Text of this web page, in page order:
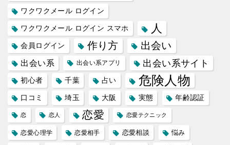
ワクワクメール ログイン
ワクワクメール ログイン スマホ 人
会員ログイン 作り方 出会い
出会い系 出会い系アプリ 出会い系サイト
初心者 千葉 占い 危険人物
口コミ 埼玉 大阪 実態 年齢認証
恋 恋人 恋愛 恋愛テクニック
恋愛心理学 恋愛相手 恋愛相談 悩み